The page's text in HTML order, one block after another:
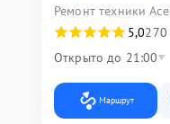
Ремонт техники
5,0270
Открыто до 21:00
Маршрут